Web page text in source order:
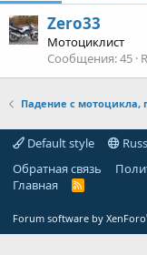
Zero33
Мотоциклист
Сообщения 45
Падение с мотоцикла,
Default style
Обратная связь
Главная
R
Forum software by XenForo